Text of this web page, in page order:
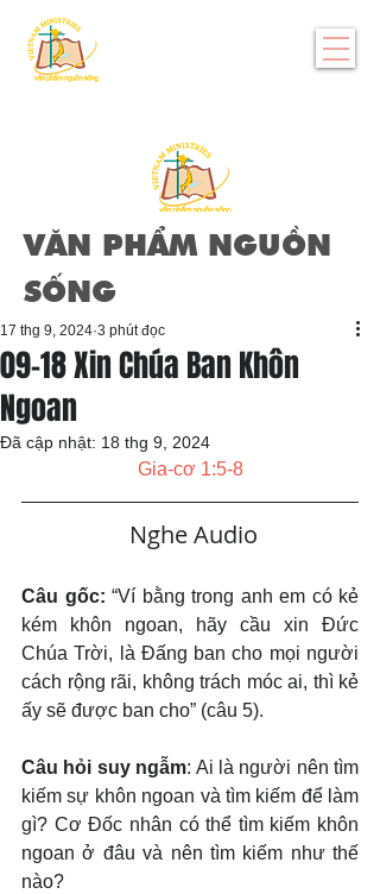
VĂN PHẨM NGUỒN
SỐNG
09-18 Xin Chúa Ban Khôn
Ngoan
17 thg 9, 2024 3 phút đọc
Đã cập nhật: 18 thg 9, 2024
Gia-cơ 1:5-8
   Nghe Audio
Câu gốc: “Ví bằng trong anh em có kẻ
kém khôn ngoan, hãy cầu xin Đức
Chúa Trời, là Đấng ban cho mọi người
cách rộng rãi, không trách móc ai, thì kẻ
ấy sẽ được ban cho” (câu 5).
Câu hỏi suy ngẫm: Ai là người nên tìm
kiếm sự khôn ngoan và tìm kiếm để làm
gì? Cơ Đốc nhân có thể tìm kiếm khôn
ngoan ở đâu và nên tìm kiếm như thế
nào?